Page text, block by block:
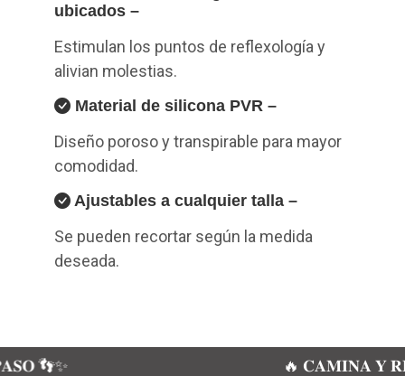
ubicados –
Estimulan los puntos de reflexología y
alivian molestias.
Material de silicona PVR –
Diseño poroso y transpirable para mayor
comodidad.
Ajustables a cualquier talla –
Se pueden recortar según la medida
deseada.
🔥 𝐂𝐀𝐌𝐈𝐍𝐀 𝐘